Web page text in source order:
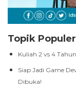
Topik Populer
Kuliah 2 vs 4
Siap Jadi Game
Dibuka!